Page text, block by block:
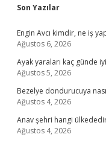
Sidebar
Son Yazılar
Engin Avcı kimdir, ne iş
Ağustos 6, 2026
Ayak yaraları kaç günde
Ağustos 5, 2026
Bezelye dondurucuya
Ağustos 4, 2026
Anav şehri hangi
Ağustos 4, 2026